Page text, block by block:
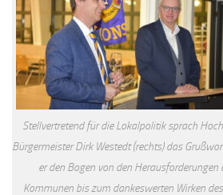
Stellvertretend für die Lokalpolitik sprach
Bürgermeister Dirk Westedt (rechts) das
er den Bogen von den Herausforderungen
Kommunen bis zum dankeswerten Wirken